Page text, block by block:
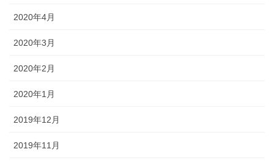
2020年4月
2020年3月
2020年2月
2020年1月
2019年12月
2019年11月